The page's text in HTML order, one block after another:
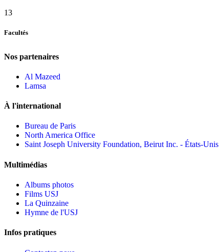
13
Facultés
Nos partenaires
Al Mazeed
Lamsa
À l'international
Bureau de Paris
North America Office
Saint Joseph University Foundation, Beirut Inc. - États-Unis
Multimédias
Albums photos
Films USJ
La Quinzaine
Hymne de l'USJ
Infos pratiques